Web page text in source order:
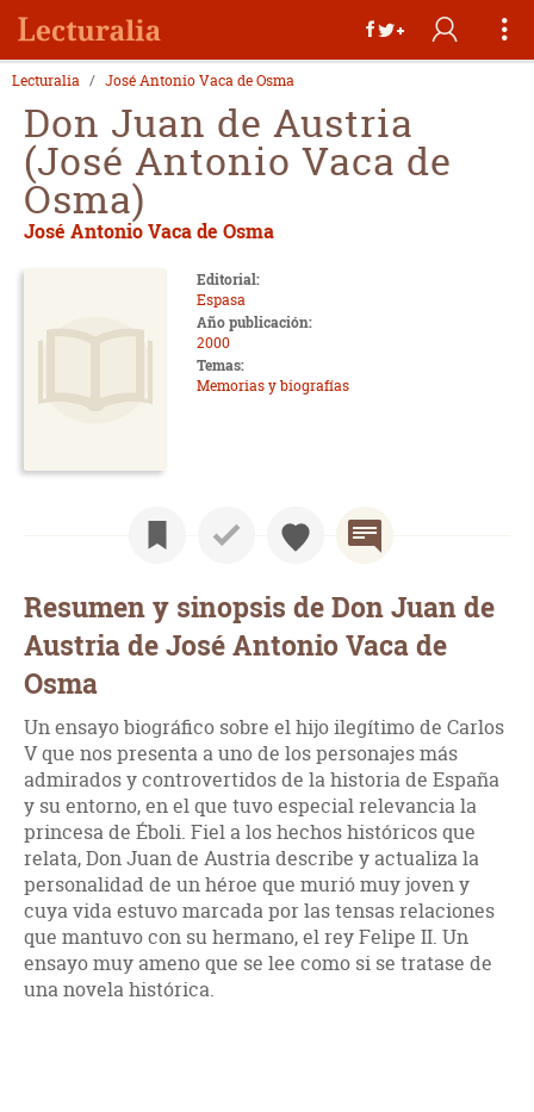
Lecturalia José Antonio Vaca de Osma
Don Juan de Austria
(José Antonio Vaca de
Osma)
José Antonio Vaca de Osma
Editorial:
Espasa
Año publicación:
2000
Temas:
Memorias y biografías
Resumen y sinopsis de Don Juan de
Austria de José Antonio Vaca de
Osma
Un ensayo biográfico sobre el hijo ilegítimo de Carlos
V que nos presenta a uno de los personajes más
admirados y controvertidos de la historia de España
y su entorno, en el que tuvo especial relevancia la
princesa de Éboli. Fiel a los hechos históricos que
relata, Don Juan de Austria describe y actualiza la
personalidad de un héroe que murió muy joven y
cuya vida estuvo marcada por las tensas relaciones
que mantuvo con su hermano, el rey Felipe II. Un
ensayo muy ameno que se lee como si se tratase de
una novela histórica.